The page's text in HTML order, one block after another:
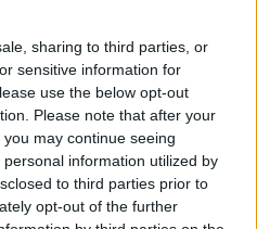
sharing to third parties, or
sensitive information for
use the below opt-out
Please note that after your
may continue seeing
information utilized by
to third parties prior to
opt-out of the further